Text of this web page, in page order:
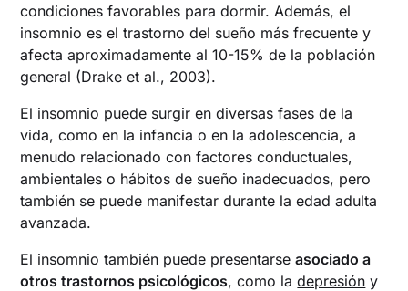
condiciones favorables para dormir. Además, el
insomnio es el trastorno del sueño más frecuente y
afecta aproximadamente al 10-15% de la población
general (Drake et al., 2003).
El insomnio puede surgir en diversas fases de la
vida, como en la infancia o en la adolescencia, a
menudo relacionado con factores conductuales,
ambientales o hábitos de sueño inadecuados, pero
también se puede manifestar durante la edad adulta
avanzada.
El insomnio también puede presentarseasociado a
otros trastornos psicológicos, como ladepresión y